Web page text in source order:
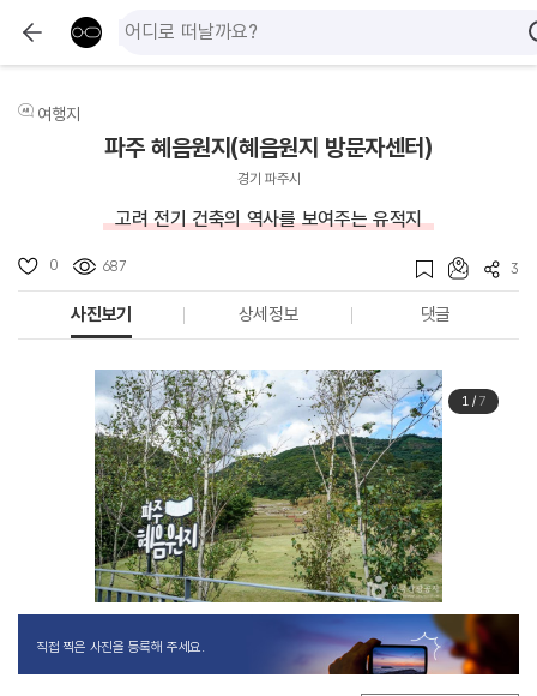
여행지
파주 혜음원지(혜음원지 방문자센터)
경기 파주시
고려 전기 건축의 역사를 보여주는 유적지
0 687 3
사진보기 상세정보 댓글
1/ 7
직접 찍은 사진을 등록해 주세요.